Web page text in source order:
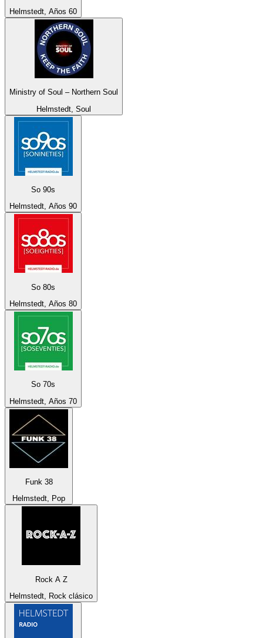
Helmstedt, Años 60
Ministry of Soul – Northern Soul
Helmstedt, Soul
So 90s
Helmstedt, Años 90
So 80s
Helmstedt, Años 80
So 70s
Helmstedt, Años 70
Funk 38
Helmstedt, Pop
Rock A Z
Helmstedt, Rock clásico